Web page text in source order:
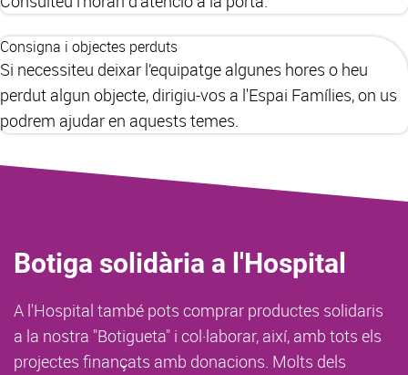
Consigna i objectes perduts
Si necessiteu deixar l’equipatge algunes hores o heu
perdut algun objecte, dirigiu-vos a l'Espai Famílies, on us
podrem ajudar en aquests temes.
Botiga solidària a l'Hospital
A l'Hospital també pots comprar productes solidaris
a la nostra "Botigueta" i col·laborar, així, amb tots els
projectes finançats amb donacions. Molts dels